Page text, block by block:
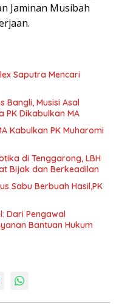
Jaminan Musibah
Saputra Mencari
Bangli, Musisi Asal
PK Dikabulkan MA
Kabulkan PK Muharomi
di Tenggarong, LBH
Bijak dan Berkeadilan
Sabu Berbuah Hasil,PK
Dari Pengawal
Bantuan Hukum